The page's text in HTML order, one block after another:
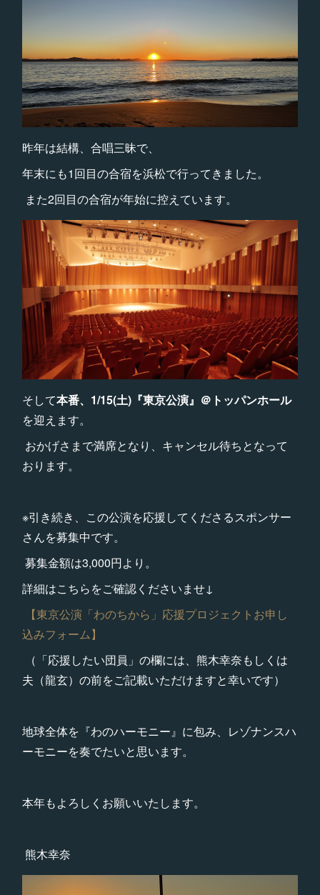
昨年は結構、合唱三昧で、
年末にも1回目の合宿を浜松で行ってきました。
また2回目の合宿が年始に控えています。
そして本番、1/15(土)『東京公演』＠トッパンホール
を迎えます。
おかげさまで満席となり、キャンセル待ちとなって
おります。
※引き続き、この公演を応援してくださるスポンサー
さんを募集中です。
募集金額は3,000円より。
詳細はこちらをご確認くださいませ↓
【東京公演「わのちから」応援プロジェクトお申し
込みフォーム】
（「応援したい団員」の欄には、熊木幸奈もしくは
夫（龍玄）の前をご記載いただけますと幸いです） ㅤ ㅤ
地球全体を『わのハーモニー』に包み、レゾナンスハ
ーモニーを奏でたいと思います。
本年もよろしくお願いいたします。
熊木幸奈